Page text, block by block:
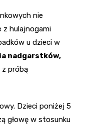
nie
z hulajnogami
u dzieci w
nadgarstków,
próbą
Dzieci poniżej 5
głowę w stosunku